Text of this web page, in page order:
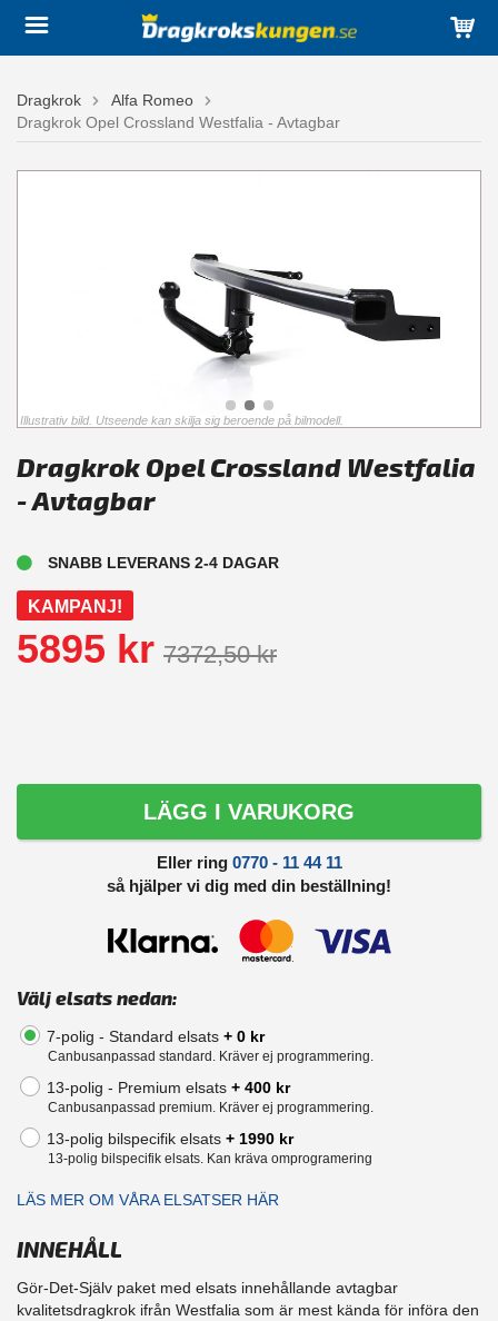
Dragkrok
Alfa Romeo
Dragkrok Opel Crossland Westfalia - Avtagbar
Illustrativ bild. Utseende kan skilja sig beroende på bilmodell.
Dragkrok Opel Crossland Westfalia
- Avtagbar
SNABB LEVERANS 2-4 DAGAR
KAMPANJ!
5895 kr 7372,50 kr
LÄGG I VARUKORG
Eller ring 0770 - 11 44 11
så hjälper vi dig med din beställning!
Välj elsats nedan:
7-polig - Standard elsats + 0 kr
Canbusanpassad standard. Kräver ej programmering.
13-polig - Premium elsats + 400 kr
Canbusanpassad premium. Kräver ej programmering.
13-polig bilspecifik elsats + 1990 kr
13-polig bilspecifik elsats. Kan kräva omprogramering
LÄS MER OM VÅRA ELSATSER HÄR
INNEHÅLL
Gör-Det-Själv paket med elsats innehållande avtagbar
kvalitetsdragkrok ifrån Westfalia som är mest kända för införa den